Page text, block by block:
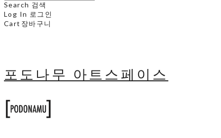
Search 검색
Log In 로그인
Cart 장바구니
포도나무 아트스페이스